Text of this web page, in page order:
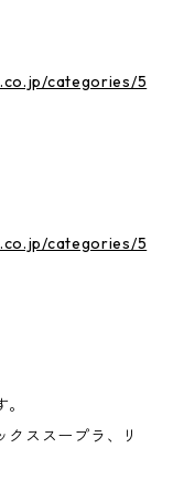
categories/5
categories/5
ススープラ、リ